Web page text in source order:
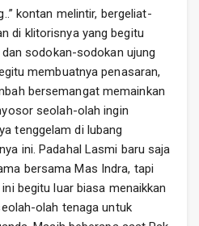
kontan melintir, bergeliat-
di klitorisnya yang begitu
sodokan-sodokan ujung
membuatnya penasaran,
bersemangat memainkan
seolah-olah ingin
tenggelam di lubang
ini. Padahal Lasmi baru saja
bersama Mas Indra, tapi
begitu luar biasa menaikkan
olah tenaga untuk